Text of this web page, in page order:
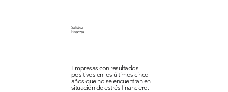
Solidez
Finanzas
Empresas con resultados
positivos en los últimos cinco
años que no se encuentran en
situación de estrés financiero.